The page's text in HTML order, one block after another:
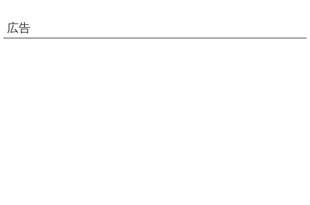
広告